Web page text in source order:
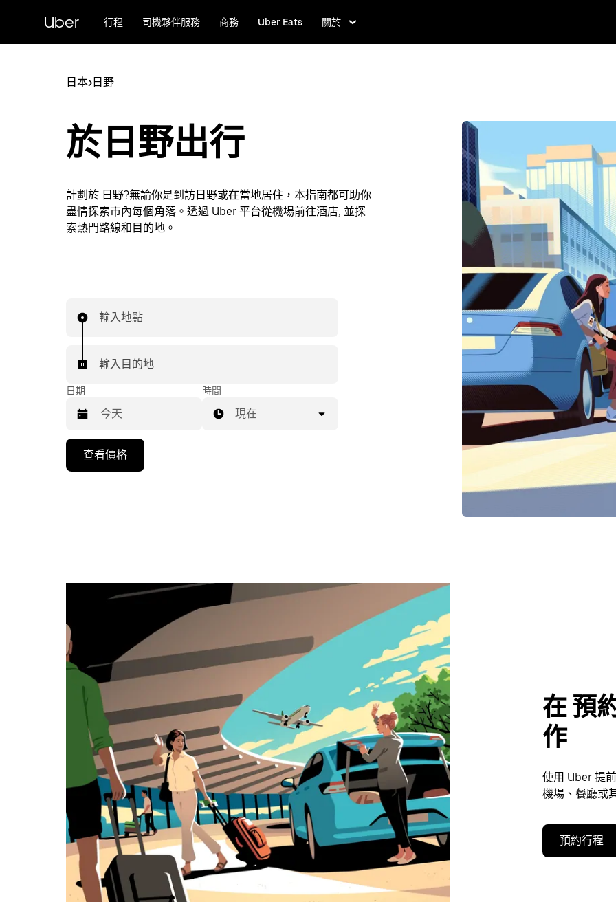
Uber 行程 司機夥伴服務 商務 Uber Eats 關於
日本> 日野
於日野出行
計劃於 日野?無論你是到訪日野或在當地居住，本指南都可助你
盡情探索市內每個角落。透過 Uber 平台從機場前往酒店, 並探
索熱門路線和目的地。
輸入地點
輸入目的地
日期
下
可
日
曆
和
鈕
即
可
關
時間
現在
查看價格
在 預
作
使用 Uber 提
機場、餐廳或
預約行程